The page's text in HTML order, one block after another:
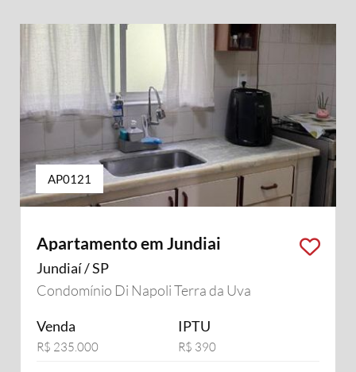
AP0121
Apartamento em Jundiai
Jundiaí / SP
Condomínio Di Napoli Terra da Uva
Venda
R$ 235.000
IPTU
R$ 390